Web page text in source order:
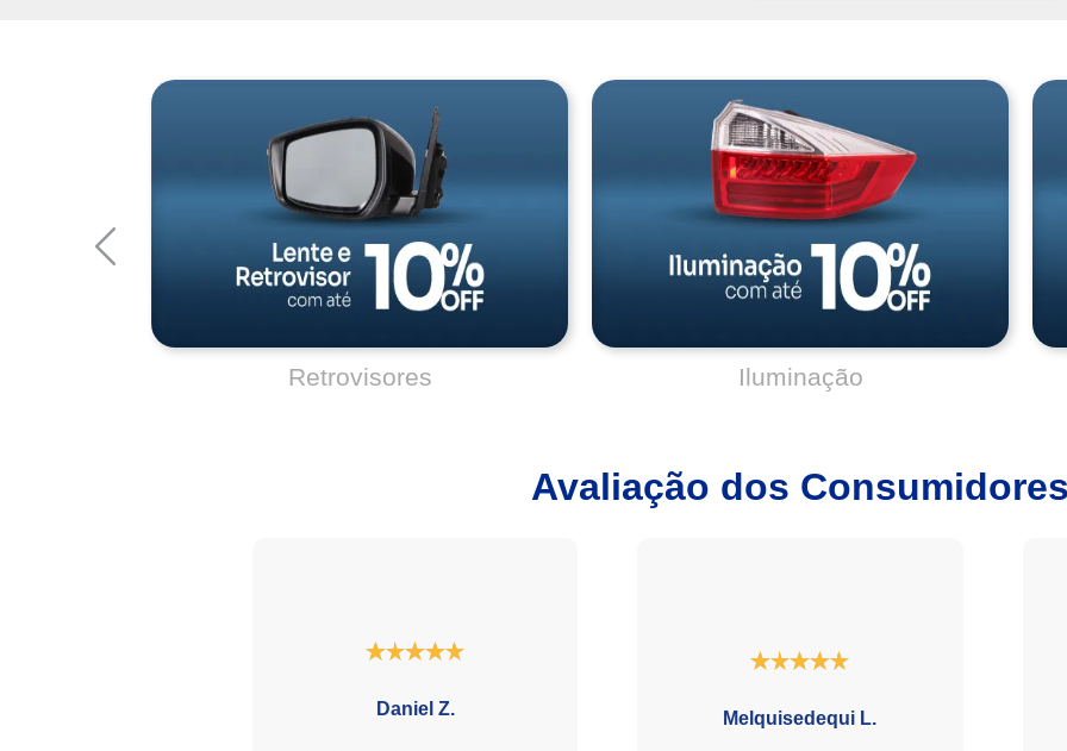
Avaliação dos Consumidores
Daniel Z. Melquisedequi L.